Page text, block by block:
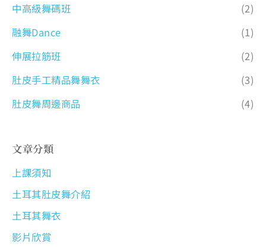
中高級舞碼班
(2)
融舞Dance
(1)
伸展拉筋班
(2)
肚皮手工精品舞舞衣
(3)
肚皮舞周邊商品
(4)
文章分類
上課須知
土耳其肚皮舞介紹
土耳其舞衣
影片欣賞